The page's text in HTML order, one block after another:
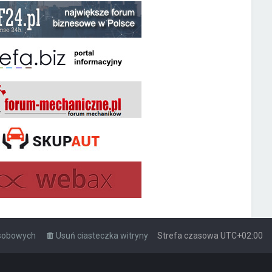
Strefa czasowa UTC+02:00
Usuń ciasteczka witryny